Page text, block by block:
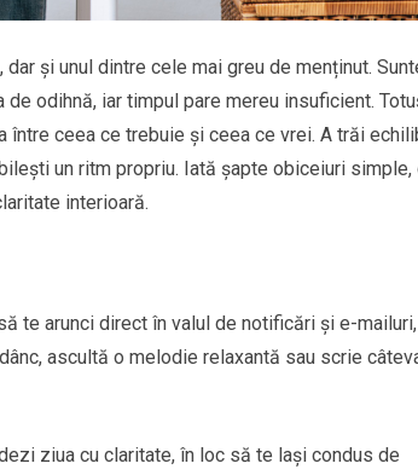
și unul dintre cele mai greu de menținut.
odihnă, iar timpul pare mereu insuficient.
ceea ce trebuie și ceea ce vrei. A trăi
un ritm propriu. Iată șapte obiceiuri simple,
interioară.
te arunci direct în valul de notificări și e-mailuri,
ascultă o melodie relaxantă sau scrie
ziua cu claritate, în loc să te lași condus de